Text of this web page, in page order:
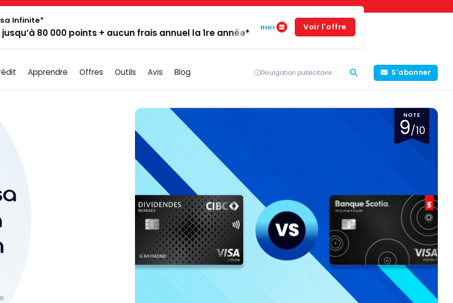
Infinite*
80 000 points + aucun frais annuel la 1re année*
Voir l'offre
Apprendre Offres Outils Avis Blog Divulgation publicitaire S'abonner
NOTE
9/10